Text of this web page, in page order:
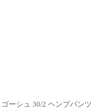
ゴーシュ 30/2 ヘンプパンツ